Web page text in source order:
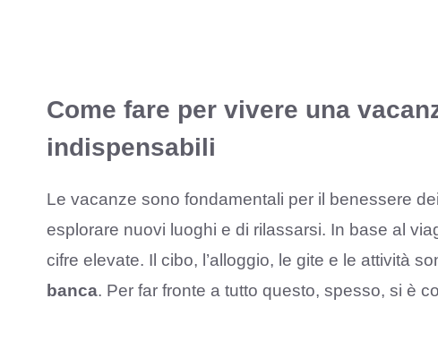
Come fare per vivere una
indispensabili
Le vacanze sono fondamentali per il benessere
esplorare nuovi luoghi e di rilassarsi. In base al
cifre elevate. Il cibo, l’alloggio, le gite e le attività
banca. Per far fronte a tutto questo, spesso, si è